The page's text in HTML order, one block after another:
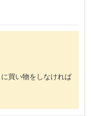
買い物をしなければ